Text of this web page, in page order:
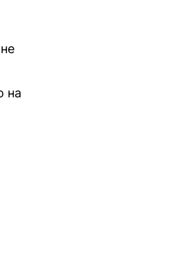
на